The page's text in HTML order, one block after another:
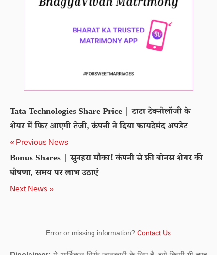
Tata Technologies Share Price | टाटा टेक्नोलॉजी के
शेयर में फिर आएगी तेजी, कंपनी ने दिया फायदेमंद अपडेट
« Previous News
Bonus Shares | सुनहरा मौका! कंपनी से फ्री बोनस शेयर की
घोषणा, समय पर लाभ उठाएं
Next News »
Error or missing information? Contact Us